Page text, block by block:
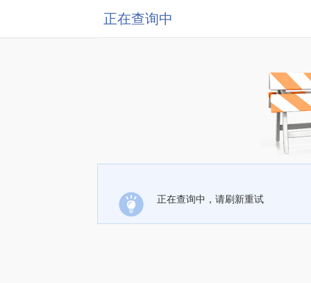
正在查询中
正在查询中，请刷新重试